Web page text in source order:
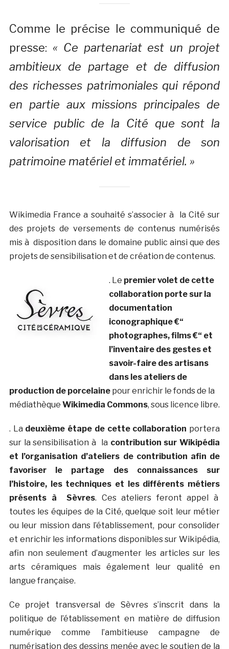
Comme le précise le communiqué de
presse: « Ce partenariat est un projet
ambitieux de partage et de diffusion
des richesses patrimoniales qui répond
en partie aux missions principales de
service public de la Cité que sont la
valorisation et la diffusion de son
patrimoine matériel et immatériel. »
Wikimedia France a souhaité s’associer à la Cité sur
des projets de versements de contenus numérisés
mis à disposition dans le domaine public ainsi que des
projets de sensibilisation et de création de contenus.
. Le premier volet de cette
collaboration porte sur la
documentation
iconographique €“
photographes, films €“ et
l’inventaire des gestes et
savoir-faire des artisans
dans les ateliers de
production de porcelainepour enrichir le fonds de la
médiathèque Wikimedia Commons, sous licence libre.
. La deuxième étape de cette collaboration portera
sur la sensibilisation à la contribution sur Wikipédia
et l’organisation d’ateliers de contribution afin de
favoriser le partage des connaissances sur
l’histoire, les techniques et les différents métiers
présents à Sèvres. Ces ateliers feront appel à
toutes les équipes de la Cité, quelque soit leur métier
ou leur mission dans l’établissement, pour consolider
et enrichir les informations disponibles sur Wikipédia,
afin non seulement d’augmenter les articles sur les
arts céramiques mais également leur qualité en
langue française.
Ce projet transversal de Sèvres s’inscrit dans la
politique de l’établissement en matière de diffusion
numérique comme l’ambitieuse campagne de
numérisation des dessins menée avec le soutien de la